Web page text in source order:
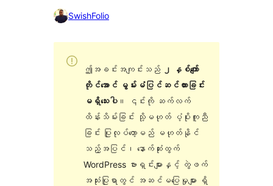
SwishFolio
ဤအခင်းအကျင်းသည်
၂ နှစ်ကျော်
တိုင်အောင် မွမ်းမံပြင်ဆင်ထားခြင်း
မရှိသေးပါ။ ၎င်းကို ဆက်လက်
ထိန်းသိမ်းခြင်း သို့မဟုတ် ပံ့ပိုးကူညီ
ခြင်း ပြုလုပ်တော့မည် မဟုတ်နိုင်
သည့်အပြင်၊ နောက်ဆုံးထွက်
WordPress ဗားရှင်းများနှင့် တွဲဖက်
အသုံးပြုရာတွင် အဆင်မပြေမှုများ ရှိ